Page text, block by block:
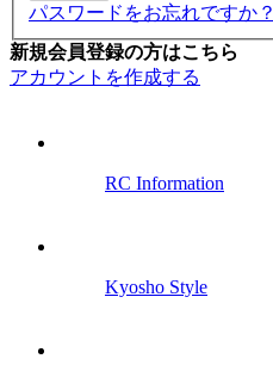
パスワードをお忘れですか？
新規会員登録の方はこちら
アカウントを作成する
RC Information
Kyosho Style